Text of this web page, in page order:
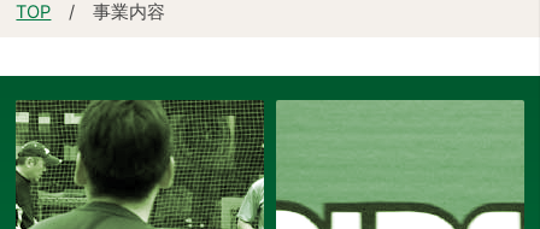
TOP / 事業内容